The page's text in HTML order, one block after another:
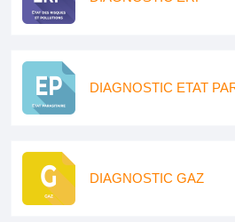
DIAGNOSTIC ETAT
DIAGNOSTIC GAZ